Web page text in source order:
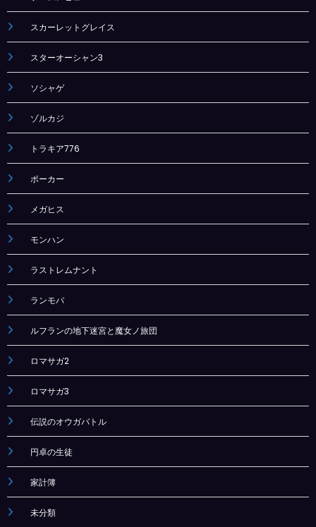
スカーレットグレイス
スターオーシャン3
ソシャゲ
ゾルカジ
トラキア776
ポーカー
メガヒス
モンハン
ラストレムナント
ランモバ
ルフランの地下迷宮と魔女ノ旅団
ロマサガ2
ロマサガ3
伝説のオウガバトル
円卓の生徒
家計簿
未分類